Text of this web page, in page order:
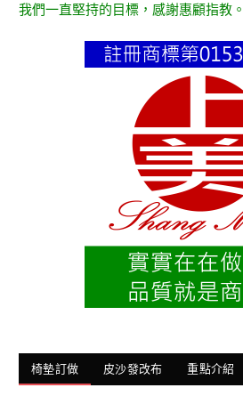
我們一直堅持的目標，感謝惠顧指教。
椅墊訂做 皮沙發改布 重點介紹